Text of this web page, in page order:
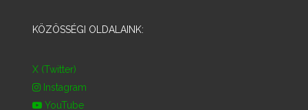
KÖZÖSSÉGI OLDALAINK:
X (Twitter)
Instagram
YouTube